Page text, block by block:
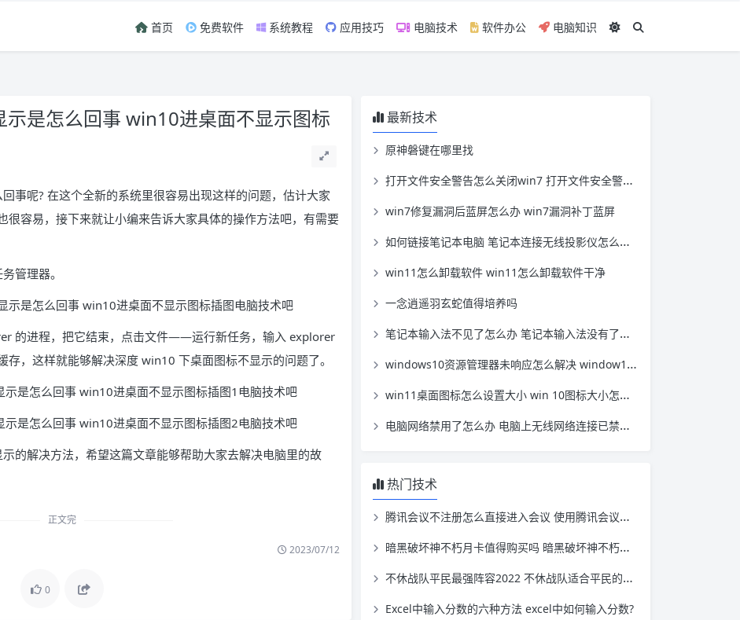
首页 免费软件 系统教程 应用技巧 电脑技术 软件办公 电脑知识
是怎么回事 win10进桌面不显示图标
事呢? 在这个全新的系统里很容易出现这样的问题，估计大家
很容易，接下来就让小编来告诉大家具体的操作方法吧，有需要
管理器。
的进程，把它结束，点击文件——运行新任务，输入 explorer
，这样就能够解决深度 win10 下桌面图标不显示的问题了。
的解决方法，希望这篇文章能够帮助大家去解决电脑里的故
正文完
2023/07/12
0
最新技术
原神磐键在哪里找
打开文件安全警告怎么关闭win7 打开文件安全警告怎么关闭win11
win7修复漏洞后蓝屏怎么办 win7漏洞补丁蓝屏
如何链接笔记本电脑 笔记本连接无线投影仪怎么连接
win11怎么卸载软件 win11怎么卸载软件干净
一念逍遥羽玄蛇值得培养吗
笔记本输入法不见了怎么办 笔记本输入法没有了怎么办
windows10资源管理器未响应怎么解决 window10资源管理器无响应
win11桌面图标怎么设置大小 win 10图标大小怎么设置
电脑网络禁用了怎么办 电脑上无线网络连接已禁用怎么办
热门技术
腾讯会议不注册怎么直接进入会议 使用腾讯会议要先注册吗
暗黑破坏神不朽月卡值得购买吗 暗黑破坏神不朽氪金多吗
不休战队平民最强阵容2022 不休战队适合平民的四大最强阵容
Excel中输入分数的六种方法 excel中如何输入分数?